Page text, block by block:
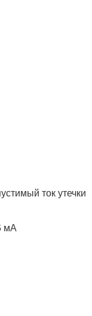
ток утечки
мА